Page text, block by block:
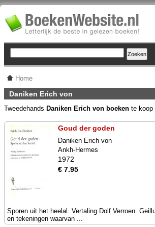
Home
Daniken Erich von
Tweedehands Daniken Erich von boeken te koop
Goud der goden
Daniken Erich von
Ankh-Hermes
1972
€ 7.95
Sporen uit het heelal. Vertaling Dolf Verroen.
en tekeningen waarvan ...